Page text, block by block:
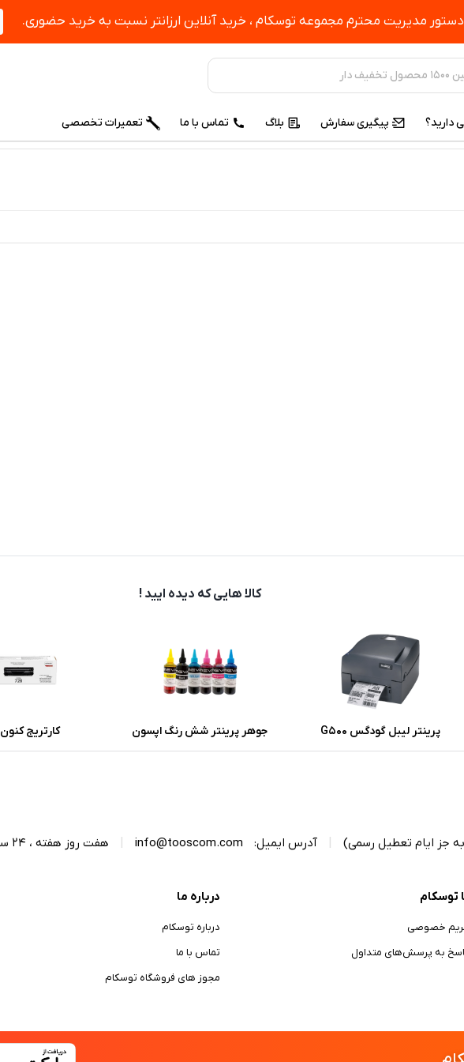
مدیریت محترم مجموعه توسکام ، خرید آنلاین ارزانتر نسبت به خرید حضوری.
دارید؟ پیگیری سفارش بلاگ تماس با ما تعمیرات تخصصی
کالا هایی که دیده ایید !
پرینتر لیبل گودگس G500
جوهر پرینتر شش رنگ اپسون
میوا
کارتریج کنون 728
آدرس ایمیل: info@tooscom.com هفت روز هفته ، 24 ساعت شبانه‌روز پاسخگوی شما هستیم.
توسکام
خصوصی
به پرسش‌های متداول
درباره ما
درباره توسکام
تماس با ما
مجوز های فروشگاه توسکام